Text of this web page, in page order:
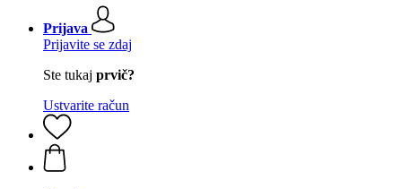
Prijava
Prijavite se zdaj
Ste tukaj prvič?
Ustvarite račun